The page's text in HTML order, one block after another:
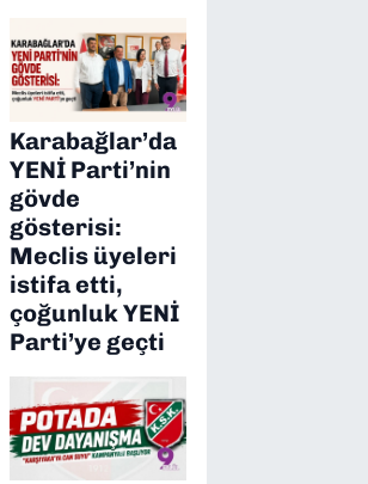
Karabağlar’da
YENİ Parti’nin
gövde
gösterisi:
Meclis üyeleri
istifa etti,
çoğunluk YENİ
Parti’ye geçti